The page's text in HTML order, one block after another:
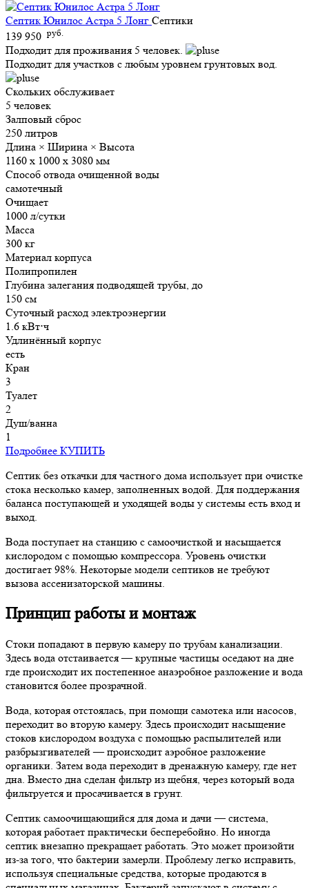
Септик Юнилос Астра 5 Лонг Септики
139 950 руб.
Подходит для проживания 5 человек.
Подходит для участков с любым уровнем грунтовых вод.
Скольких обслуживает
5 человек
Залповый сброс
250 литров
Длина × Ширина × Высота
1160 х 1000 х 3080 мм
Способ отвода очищенной воды
самотечный
Очищает
1000 л/сутки
Масса
300 кг
Материал корпуса
Полипропилен
Глубина залегания подводящей трубы, до
150 см
Суточный расход электроэнергии
1.6 кВт⋅ч
Удлинённый корпус
есть
Кран
3
Туалет
2
Душ/ванна
1
Подробнее КУПИТЬ
Септик без откачки для частного дома использует при очистке
стока несколько камер, заполненных водой. Для поддержания
баланса поступающей и уходящей воды у системы есть вход и
выход.
Вода поступает на станцию с самоочисткой и насыщается
кислородом с помощью компрессора. Уровень очистки
достигает 98%. Некоторые модели септиков не требуют
вызова ассенизаторской машины.
Принцип работы и монтаж
Стоки попадают в первую камеру по трубам канализации.
Здесь вода отстаивается — крупные частицы оседают на дне
где происходит их постепенное анаэробное разложение и вода
становится более прозрачной.
Вода, которая отстоялась, при помощи самотека или насосов,
переходит во вторую камеру. Здесь происходит насыщение
стоков кислородом воздуха с помощью распылителей или
разбрызгивателей — происходит аэробное разложение
органики. Затем вода переходит в дренажную камеру, где нет
дна. Вместо дна сделан фильтр из щебня, через который вода
фильтруется и просачивается в грунт.
Септик самоочищающийся для дома и дачи — система,
которая работает практически бесперебойно. Но иногда
септик внезапно прекращает работать. Это может произойти
из-за того, что бактерии замерли. Проблему легко исправить,
используя специальные средства, которые продаются в